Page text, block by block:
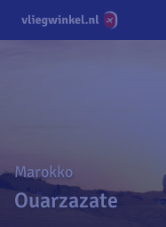
Marokko
Ouarzazate